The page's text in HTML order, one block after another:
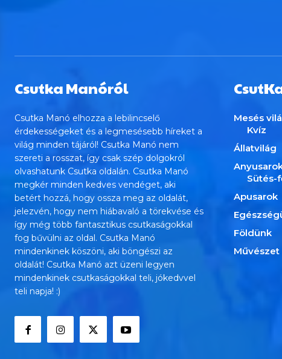
Csutka Manóról
Csutka Manó elhozza a lebilincselő
érdekességeket és a legmesésebb híreket a
világ minden tájáról! Csutka Manó nem
szereti a rosszat, így csak szép dolgokról
olvashatunk Csutka oldalán. Csutka Manó
megkér minden kedves vendéget, aki
betért hozzá, hogy ossza meg az oldalát,
jelezvén, hogy nem hiábavaló a törekvése és
így még több fantasztikus csutkaságokkal
fog bűvülni az oldal. Csutka Manó
mindenkinek köszöni, aki böngészi az
oldalát! Csutka Manó azt üzeni legyen
mindenkinek csutkaságokkal teli, jókedvvel
teli napja! :)
Mesés
Kvíz
Állatvilág
Sütés-
Apusarok
Földünk
Művészet